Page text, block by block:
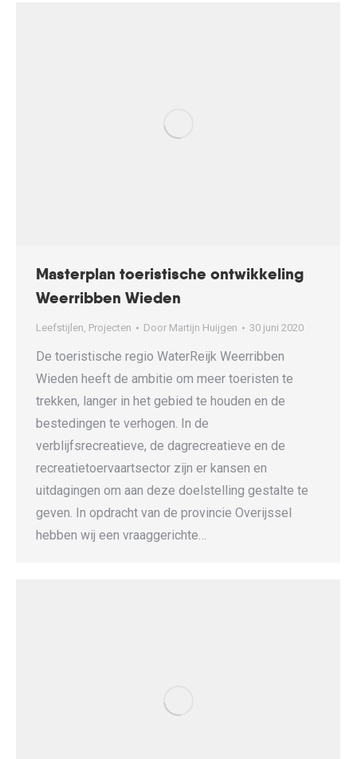
Masterplan toeristische ontwikkeling
Weerribben Wieden
Leefstijlen, Projecten Door Martijn Huijgen 30 juni 2020
De toeristische regio WaterReijk Weerribben
Wieden heeft de ambitie om meer toeristen te
trekken, langer in het gebied te houden en de
bestedingen te verhogen. In de
verblijfsrecreatieve, de dagrecreatieve en de
recreatietoervaartsector zijn er kansen en
uitdagingen om aan deze doelstelling gestalte te
geven. In opdracht van de provincie Overijssel
hebben wij een vraaggerichte…